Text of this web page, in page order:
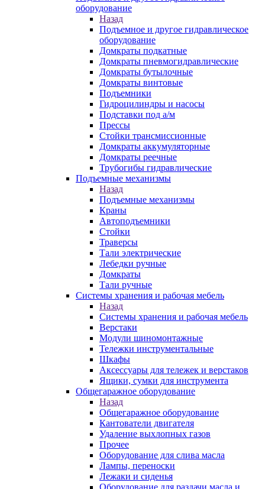
оборудование
Назад
Подъемное и другое гидравлическое
оборудование
Домкраты подкатные
Домкраты пневмогидравлические
Домкраты бутылочные
Домкраты винтовые
Подъемники
Гидроцилиндры и насосы
Подставки под а/м
Прессы
Стойки трансмиссионные
Домкраты аккумуляторные
Домкраты реечные
Трубогибы гидравлические
Подъемные механизмы
Назад
Подъемные механизмы
Краны
Автоподъемники
Стойки
Траверсы
Тали электрические
Лебедки ручные
Домкраты
Тали ручные
Системы хранения и рабочая мебель
Назад
Системы хранения и рабочая мебель
Верстаки
Модули шиномонтажные
Тележки инструментальные
Шкафы
Аксессуары для тележек и верстаков
Ящики, сумки для инструмента
Общегаражное оборудование
Назад
Общегаражное оборудование
Кантователи двигателя
Удаление выхлопных газов
Прочее
Оборудование для слива масла
Лампы, переноски
Лежаки и сиденья
Оборудование для раздачи масла и